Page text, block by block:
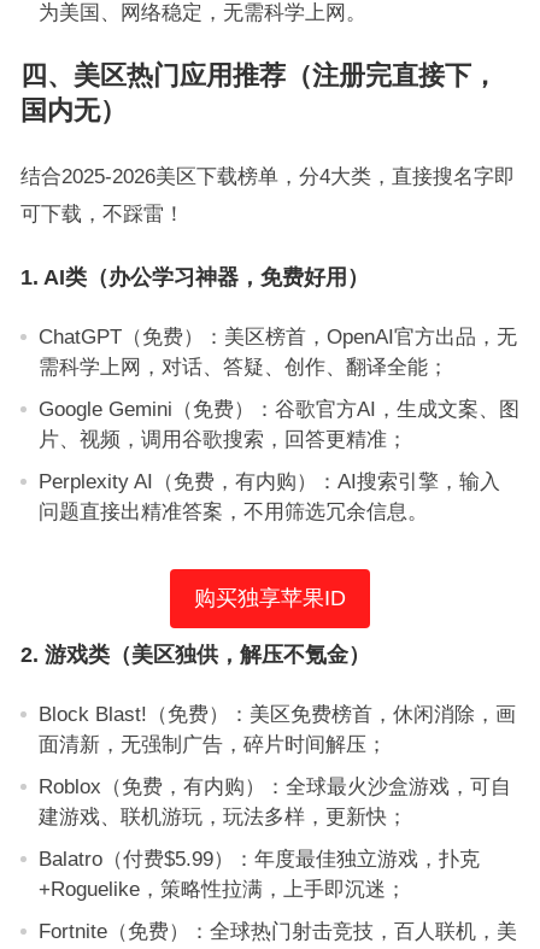
为美国、网络稳定，无需科学上网。
四、美区热门应用推荐（注册完直接下，
国内无）
结合2025-2026美区下载榜单，分4大类，直接搜名字即
可下载，不踩雷！
1. AI类（办公学习神器，免费好用）
ChatGPT（免费）：美区榜首，OpenAI官方出品，无
需科学上网，对话、答疑、创作、翻译全能；
Google Gemini（免费）：谷歌官方AI，生成文案、图
片、视频，调用谷歌搜索，回答更精准；
Perplexity AI（免费，有内购）：AI搜索引擎，输入
问题直接出精准答案，不用筛选冗余信息。
购买独享苹果ID
2. 游戏类（美区独供，解压不氪金）
Block Blast!（免费）：美区免费榜首，休闲消除，画
面清新，无强制广告，碎片时间解压；
Roblox（免费，有内购）：全球最火沙盒游戏，可自
建游戏、联机游玩，玩法多样，更新快；
Balatro（付费$5.99）：年度最佳独立游戏，扑克
+Roguelike，策略性拉满，上手即沉迷；
Fortnite（免费）：全球热门射击竞技，百人联机，美